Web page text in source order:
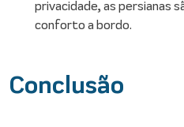
privacidade, as persianas
conforto a bordo.
Conclusão